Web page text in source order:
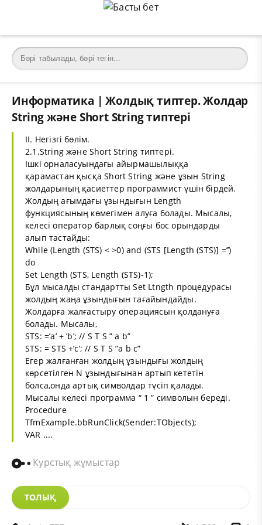
Информатика | Жолдық типтер. Жолдар
String және Short String типтері
II. Hегізгі бөлім.
2.1.String және Short String типтері.
Ішкі орналасуындағы айырмашылыққа
қарамастан қысқа Short String және ұзын String
жолдарының қасиеттер программист үшін бірдей.
Жолдың ағымдағы ұзындығын Length
функциясының көмегімен алуға болады. Мысалы,
келесі оператор барлық соңғы бос орындарды
алып тастайды:
While (Length (STS) < >0) and (STS [Length (STS)] =’’)
do
Set Length (STS, Length (STS)-1);
Бұл мысалды стандартты Set Ltngth процедурасы
жолдың жаңа ұзындығын тағайындайды.
Жолдарға жалғастыру операциясын қолдануға
болады. Мысалы,
STS: =’a’ + ’b’; // S T S ” a b”
STS: = STS +’c’; // S T S ”a b c”
Егер жалғанған жолдың ұзындығы жолдың
көрсетілген N ұзындығынан артып кететін
болса,онда артық символдар түсіп қалады.
Мысалы келесі программа “ 1 ” символын береді.
Procedure
TfmExample.bbRunClick(Sender:TObjects);
VAR ....
Курстық жұмыстар
ТОЛЫҚ